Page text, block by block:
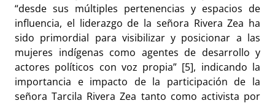
“desde sus múltiples pertenencias y espacios de
influencia, el liderazgo de la señora Rivera Zea ha
sido primordial para visibilizar y posicionar a las
mujeres indígenas como agentes de desarrollo y
actores políticos con voz propia” [5], indicando la
importancia e impacto de la participación de la
señora Tarcila Rivera Zea tanto como activista por